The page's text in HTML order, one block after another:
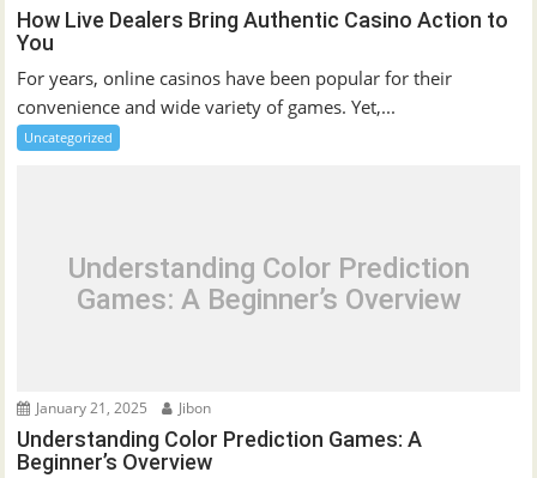
How Live Dealers Bring Authentic Casino Action to
You
For years, online casinos have been popular for their
convenience and wide variety of games. Yet,...
Uncategorized
Understanding Color Prediction
Games: A Beginner’s Overview
January 21, 2025 Jibon
Understanding Color Prediction Games: A
Beginner’s Overview